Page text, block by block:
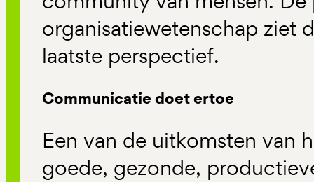
organisatiewetenschap ziet
laatste perspectief.
Communicatie doet ertoe
Een van de uitkomsten van
goede, gezonde,